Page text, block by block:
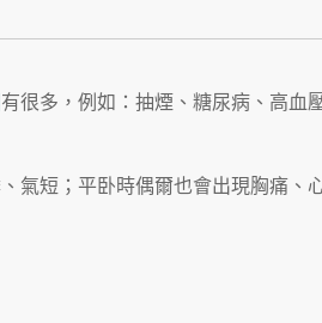
有很多，例如：抽煙、糖尿病、高血
氣短；平卧時偶爾也會出現胸痛、